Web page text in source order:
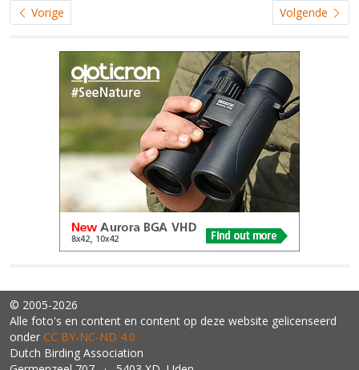
Vorige Volgende
© 2005-2026
Alle foto's en content en content op deze website gelicenseerd
onder CC BY‑NC‑ND 4.0
Dutch Birding Association